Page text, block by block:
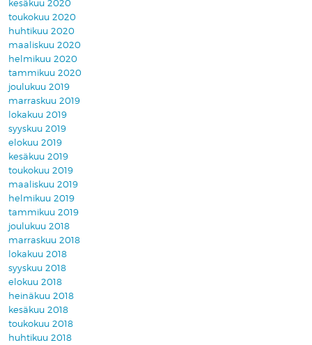
kesäkuu 2020
toukokuu 2020
huhtikuu 2020
maaliskuu 2020
helmikuu 2020
tammikuu 2020
joulukuu 2019
marraskuu 2019
lokakuu 2019
syyskuu 2019
elokuu 2019
kesäkuu 2019
toukokuu 2019
maaliskuu 2019
helmikuu 2019
tammikuu 2019
joulukuu 2018
marraskuu 2018
lokakuu 2018
syyskuu 2018
elokuu 2018
heinäkuu 2018
kesäkuu 2018
toukokuu 2018
huhtikuu 2018